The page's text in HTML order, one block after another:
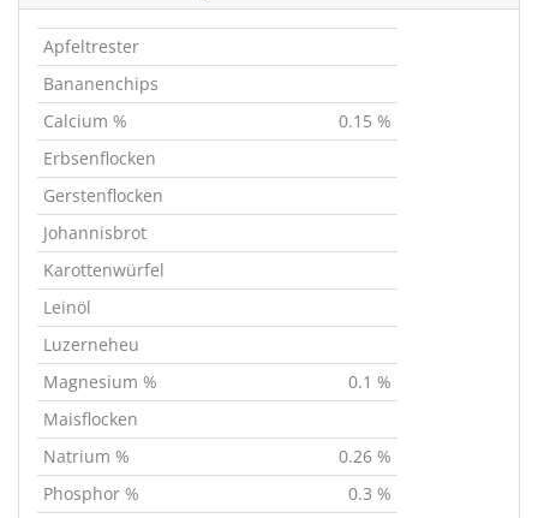
Apfeltrester
Bananenchips
Calcium %
0.15 %
Erbsenflocken
Gerstenflocken
Johannisbrot
Karottenwürfel
Leinöl
Luzerneheu
Magnesium %
0.1 %
Maisflocken
Natrium %
0.26 %
Phosphor %
0.3 %